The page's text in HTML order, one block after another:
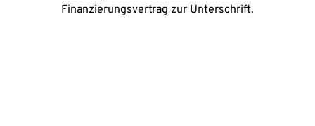
Finanzierungsvertrag zur Unterschrift.